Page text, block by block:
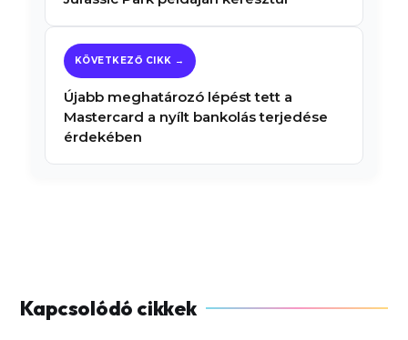
Újabb meghatározó lépést tett a
Mastercard a nyílt bankolás terjedése
érdekében